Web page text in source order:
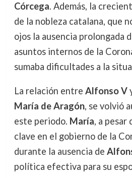
Córcega. Además, la
de la nobleza catalana, que
ojos la ausencia prolongada
asuntos internos de la
sumaba dificultades a la
La relación entre Alfonso V
María de Aragón, se volvió
este periodo. María, a pesar
clave en el gobierno de la
durante la ausencia de
política efectiva para su